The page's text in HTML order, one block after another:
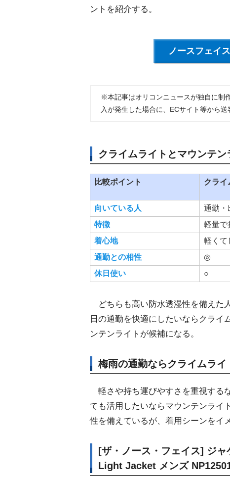
ントを紹介する。
ノースフェイ
※本記事はオリコンニュースが独自に制
入が発生した場合に、ECサイト等から
クライムライトとマウンテ
比較ポイント クライ
向いている人
通勤・
特徴
軽量で
着心地
軽くて
通勤との相性
◎
休日使い
○
どちらも高い防水透湿性を備えた
日の通勤を快適にしたいならクライ
ンテンライトが候補になる。
梅雨の通勤ならクライムラ
軽さや持ち運びやすさを重視する
ても活用したいならマウンテンライ
性を備えているが、着用シーンをイ
[ザ・ノース・フェイス] ジ
Light Jacket メンズ